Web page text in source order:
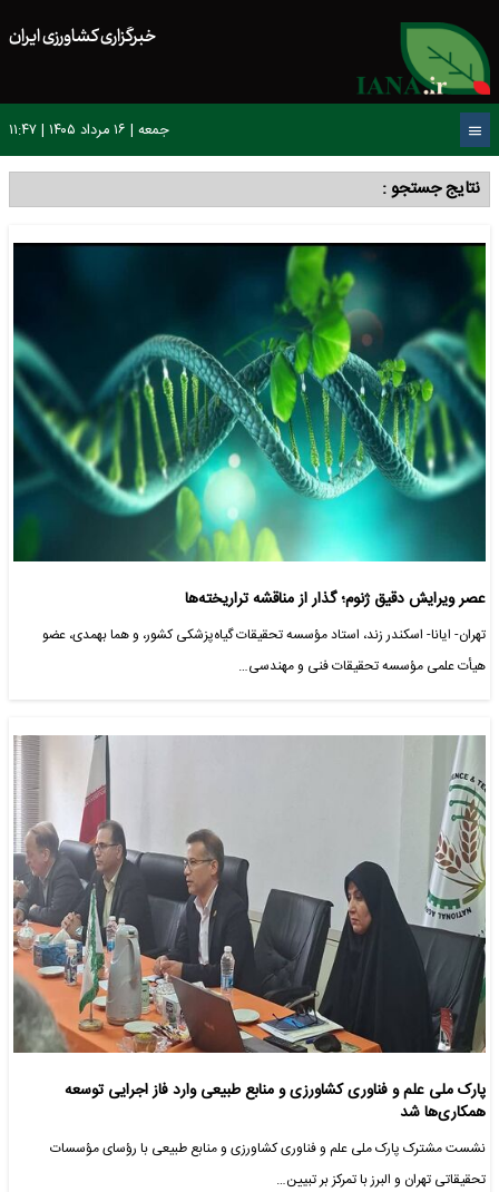
خبرگزاری کشاورزی ایران
جمعه | ۱۶ مرداد ۱۴۰۵ | ۱۱:۴۷
نتایج جستجو :
عصر ویرایش دقیق ژنوم؛ گذار از مناقشه تراریخته‌ها
تهران- ایانا- اسکندر زند، استاد مؤسسه تحقیقات گیاه‌پزشکی کشور، و هما بهمدی، عضو
هیأت علمی مؤسسه تحقیقات فنی و مهندسی…
پارک ملی علم و فناوری کشاورزی و منابع طبیعی وارد فاز اجرایی توسعه
همکاری‌ها شد
نشست مشترک پارک ملی علم و فناوری کشاورزی و منابع طبیعی با رؤسای مؤسسات
تحقیقاتی تهران و البرز با تمرکز بر تبیین…